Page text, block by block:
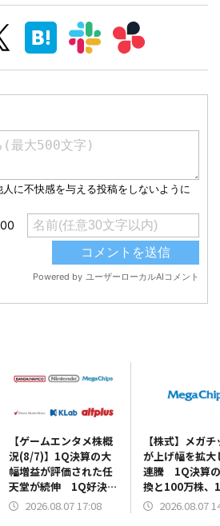
【ゲームエンタメ株概
況(8/7)】1Q決算の大
幅増益が評価された任
天堂が続伸 1Q好決算
と2Q累計業績予想の上
2026.08.07 17:08
【株式】メガ
が上げ幅を拡大
連騰 1Q決算
換と100万株、
円を上限とした
2026.08.07